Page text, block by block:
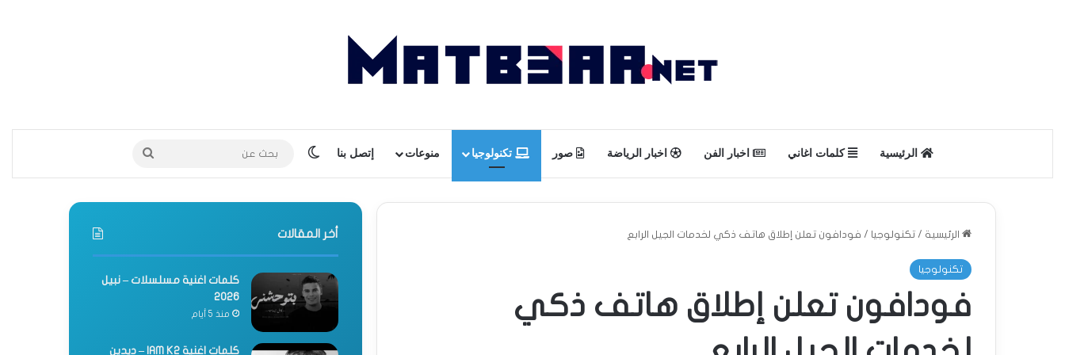
الرئيسية كلمات اغاني اخبار الفن اخبار الرياضة صور تكنولوجيا منوعات إتصل بنا الوضع المظلم بحث
عن
الرئيسية / تكنولوجيا / فودافون تعلن إطلاق هاتف ذكي لخدمات الجيل الرابع
تكنولوجيا
فودافون تعلن إطلاق هاتف ذكي
أخر المقالات
كلمات اغنية مسلسلات – نبيل
2026
منذ 5 أيام
كلمات اغنية IAM K2 – ديدين